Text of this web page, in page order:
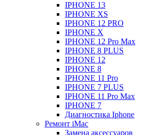
IPHONE 13
IPHONE XS
IPHONE 12 PRO
IPHONE X
IPHONE 12 Pro Max
IPHONE 8 PLUS
IPHONE 12
IPHONE 8
IPHONE 11 Pro
IPHONE 7 PLUS
IPHONE 11 Pro Max
IPHONE 7
Диагностика Iphone
Ремонт iMac
Замена аксессуаров